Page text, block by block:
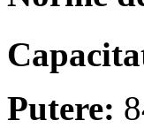
Putere: